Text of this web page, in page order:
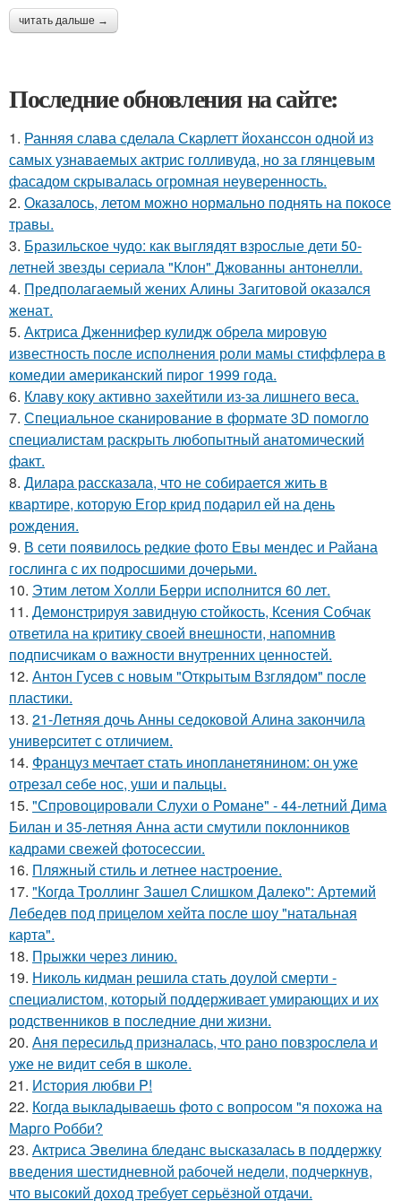
читать дальше →
Последние обновления на сайте:
1. Ранняя слава сделала Скарлетт йоханссон одной из
самых узнаваемых актрис голливуда, но за глянцевым
фасадом скрывалась огромная неуверенность.
2. Оказалось, летом можно нормально поднять на покосе
травы.
3. Бразильское чудо: как выглядят взрослые дети 50-
летней звезды сериала "Клон" Джованны антонелли.
4. Предполагаемый жених Алины Загитовой оказался
женат.
5. Актриса Дженнифер кулидж обрела мировую
известность после исполнения роли мамы стиффлера в
комедии американский пирог 1999 года.
6. Клаву коку активно захейтили из-за лишнего веса.
7. Специальное сканирование в формате 3D помогло
специалистам раскрыть любопытный анатомический
факт.
8. Дилара рассказала, что не собирается жить в
квартире, которую Егор крид подарил ей на день
рождения.
9. В сети появилось редкие фото Евы мендес и Райана
гослинга с их подросшими дочерьми.
10. Этим летом Холли Берри исполнится 60 лет.
11. Демонстрируя завидную стойкость, Ксения Собчак
ответила на критику своей внешности, напомнив
подписчикам о важности внутренних ценностей.
12. Антон Гусев с новым "Открытым Взглядом" после
пластики.
13. 21-Летняя дочь Анны седоковой Алина закончила
университет с отличием.
14. Француз мечтает стать инопланетянином: он уже
отрезал себе нос, уши и пальцы.
15. "Спровоцировали Слухи о Романе" - 44-летний Дима
Билан и 35-летняя Анна асти смутили поклонников
кадрами свежей фотосессии.
16. Пляжный стиль и летнее настроение.
17. "Когда Троллинг Зашел Слишком Далеко": Артемий
Лебедев под прицелом хейта после шоу "натальная
карта".
18. Прыжки через линию.
19. Николь кидман решила стать доулой смерти -
специалистом, который поддерживает умирающих и их
родственников в последние дни жизни.
20. Аня пересильд призналась, что рано повзрослела и
уже не видит себя в школе.
21. История любви P!
22. Когда выкладываешь фото с вопросом "я похожа на
Марго Робби?
23. Актриса Эвелина бледанс высказалась в поддержку
введения шестидневной рабочей недели, подчеркнув,
что высокий доход требует серьёзной отдачи.